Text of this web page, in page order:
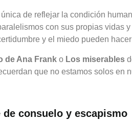
de reflejar la condición
con sus propias vidas
y el miedo pueden
de Ana Frank o Los miserables
que no estamos solos
consuelo y escapismo